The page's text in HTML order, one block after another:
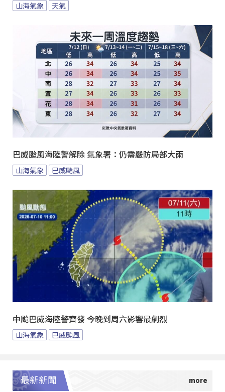
山海氣象 天氣
巴威颱風海陸警解除 氣象署：仍需嚴防局部大雨
山海氣象 巴威颱風
中颱巴威海陸警齊發 今晚到周六影響最劇烈
山海氣象 巴威颱風
最新新聞